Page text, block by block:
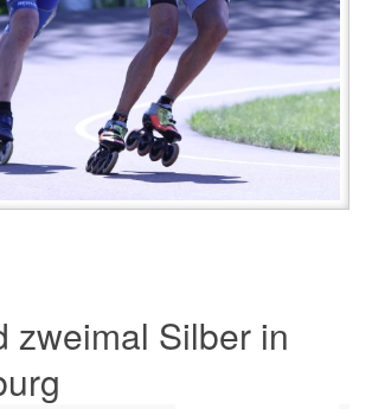
zweimal Silber in